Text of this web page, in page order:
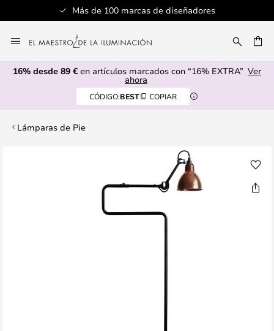
Más de 100 marcas de diseñadores
al
contenido
16% desde 89 € en artículos marcados con “16% EXTRA” Ver
ahora
CÓDIGO:BEST COPIAR
Lámparas de Pie